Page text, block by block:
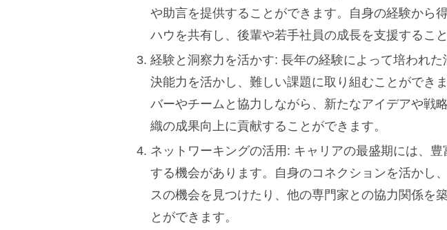
や助言を提供することができます。自身の経験から
ハウを共有し、後輩や若手社員の成長を支援すること
経験と洞察力を活かす: 長年の経験によって培われた
決能力を活かし、難しい課題に取り組むことができ
バーやチームと協力しながら、新たなアイデアや戦
織の成果向上に貢献することができます。
ネットワーキングの活用: キャリアの最盛期には、豊
する機会があります。自身のコネクションを活かし
スの機会を見つけたり、他の専門家との協力関係を
とができます。